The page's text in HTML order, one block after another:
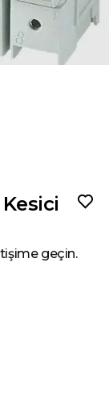
geçin.